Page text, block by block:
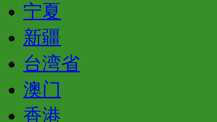
宁夏
新疆
台湾省
澳门
香港